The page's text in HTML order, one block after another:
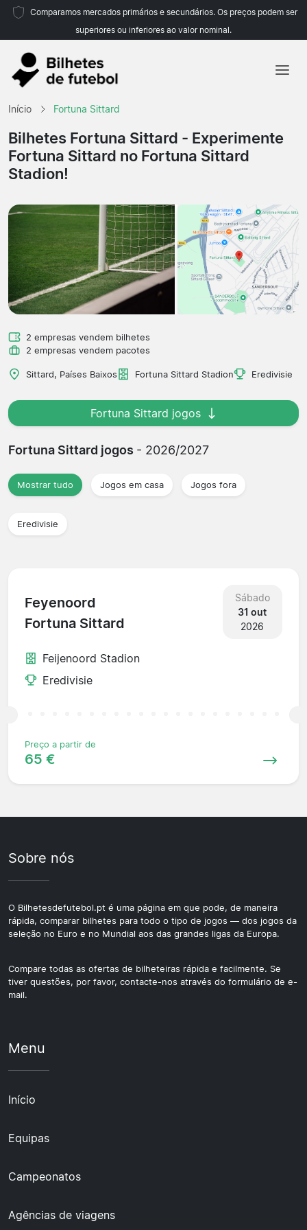
Comparamos mercados primários e secundários. Os preços podem ser
superiores ou inferiores ao valor nominal.
Equipas
Campeonatos
Início Fortuna Sittard
Bilhetes Fortuna Sittard - Experimente
Fortuna Sittard no Fortuna Sittard
Stadion!
2 empresas vendem bilhetes
2 empresas vendem pacotes
Sittard, Países Baixos Fortuna Sittard Stadion Eredivisie
Fortuna Sittard jogos
Fortuna Sittard jogos - 2026/2027
Mostrar tudo Jogos em casa Jogos fora
Eredivisie
Feyenoord
Fortuna Sittard
Sábado
31 out
2026
Feijenoord Stadion
Eredivisie
Preço a partir de
65 €
Sobre nós
O Bilhetesdefutebol.pt é uma página em que pode, de maneira
rápida, comparar bilhetes para todo o tipo de jogos — dos jogos da
seleção no Euro e no Mundial aos das grandes ligas da Europa.
Compare todas as ofertas de bilheteiras rápida e facilmente. Se
tiver questões, por favor, contacte-nos através do formulário de e-
mail.
Menu
Início
Equipas
Campeonatos
Agências de viagens